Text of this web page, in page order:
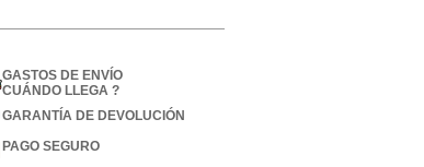
GASTOS DE ENVÍO
CUÁNDO LLEGA ?
GARANTÍA DE DEVOLUCIÓN
PAGO SEGURO